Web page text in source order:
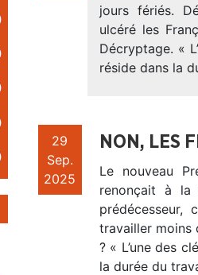
jours fériés.
ulcéré les
Décryptage. «
réside dans la
29
Sep.
2025
NON, LES
Le nouveau
renonçait à la
prédécesseur,
travailler moins
? « L’une des
la durée du